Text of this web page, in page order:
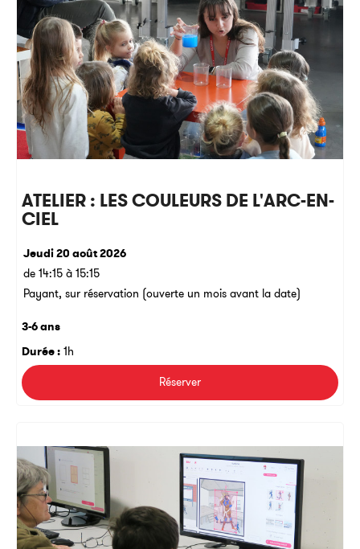
ATELIER : LES COULEURS DE L'ARC-EN-
CIEL
Jeudi 20 août 2026
de 14:15 à 15:15
Payant, sur réservation (ouverte un mois avant la date)
Durée : 1h
3-6 ans
Réserver